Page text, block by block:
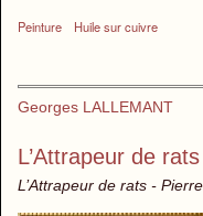
Peinture Huile sur cuivre
Georges LALLEMANT
L’Attrapeur de rats
L’Attrapeur de rats -